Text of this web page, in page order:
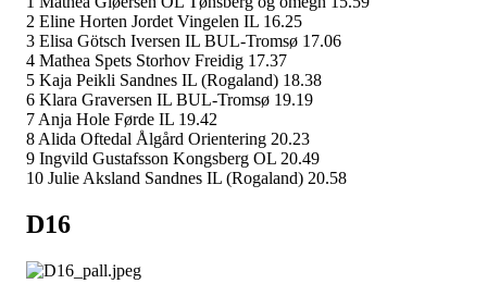
2 Eline Horten Jordet Vingelen IL 16.25
3 Elisa Götsch Iversen IL BUL-Tromsø 17.06
4 Mathea Spets Storhov Freidig 17.37
5 Kaja Peikli Sandnes IL (Rogaland) 18.38
6 Klara Graversen IL BUL-Tromsø 19.19
7 Anja Hole Førde IL 19.42
8 Alida Oftedal Ålgård Orientering 20.23
9 Ingvild Gustafsson Kongsberg OL 20.49
10 Julie Aksland Sandnes IL (Rogaland) 20.58
D16